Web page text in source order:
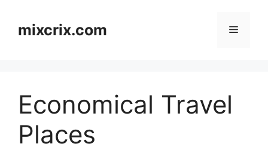
contentmixcrix.com Menu
Economical Travel
Places